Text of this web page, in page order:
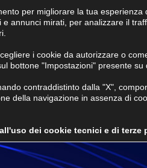
NEWS E EVENTI
per migliorare la tua esperienza
annunci mirati, per analizzare il
i cookie da autorizzare o
bottone "Impostazioni" presente su
contraddistinto dalla "X",
della navigazione in assenza di
dei cookie tecnici e di terze